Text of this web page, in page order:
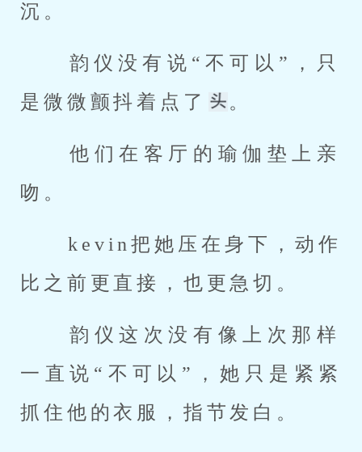
沉。
是微微颤抖着点了
。
吻。
kevin把她压在身下，动作
比之前更直接，也更急切。
一直说“不可以”，她只是紧紧
抓住他的衣服，指节发白。